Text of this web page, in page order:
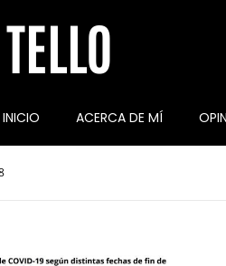
INICIO ACERCA DE MÍ